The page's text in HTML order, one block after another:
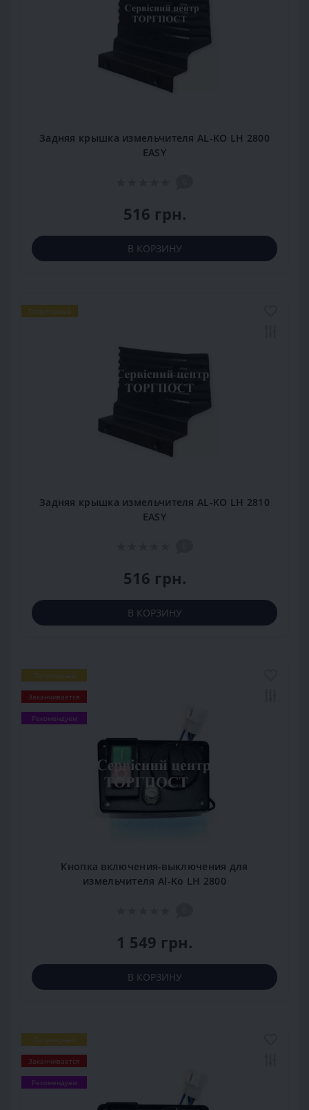
Задняя крышка измельчителя AL-KO LH 2800
EASY
516 грн.
В КОРЗИНУ
Популярный
Задняя крышка измельчителя AL-KO LH 2810
EASY
516 грн.
В КОРЗИНУ
Популярный
Заканчивается
Рекомендуем
Кнопка включения-выключения для
измельчителя Al-Ko LH 2800
1 549 грн.
В КОРЗИНУ
Популярный
Заканчивается
Рекомендуем